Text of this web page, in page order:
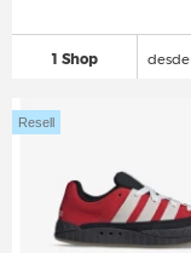
1 Shop desde
Resell